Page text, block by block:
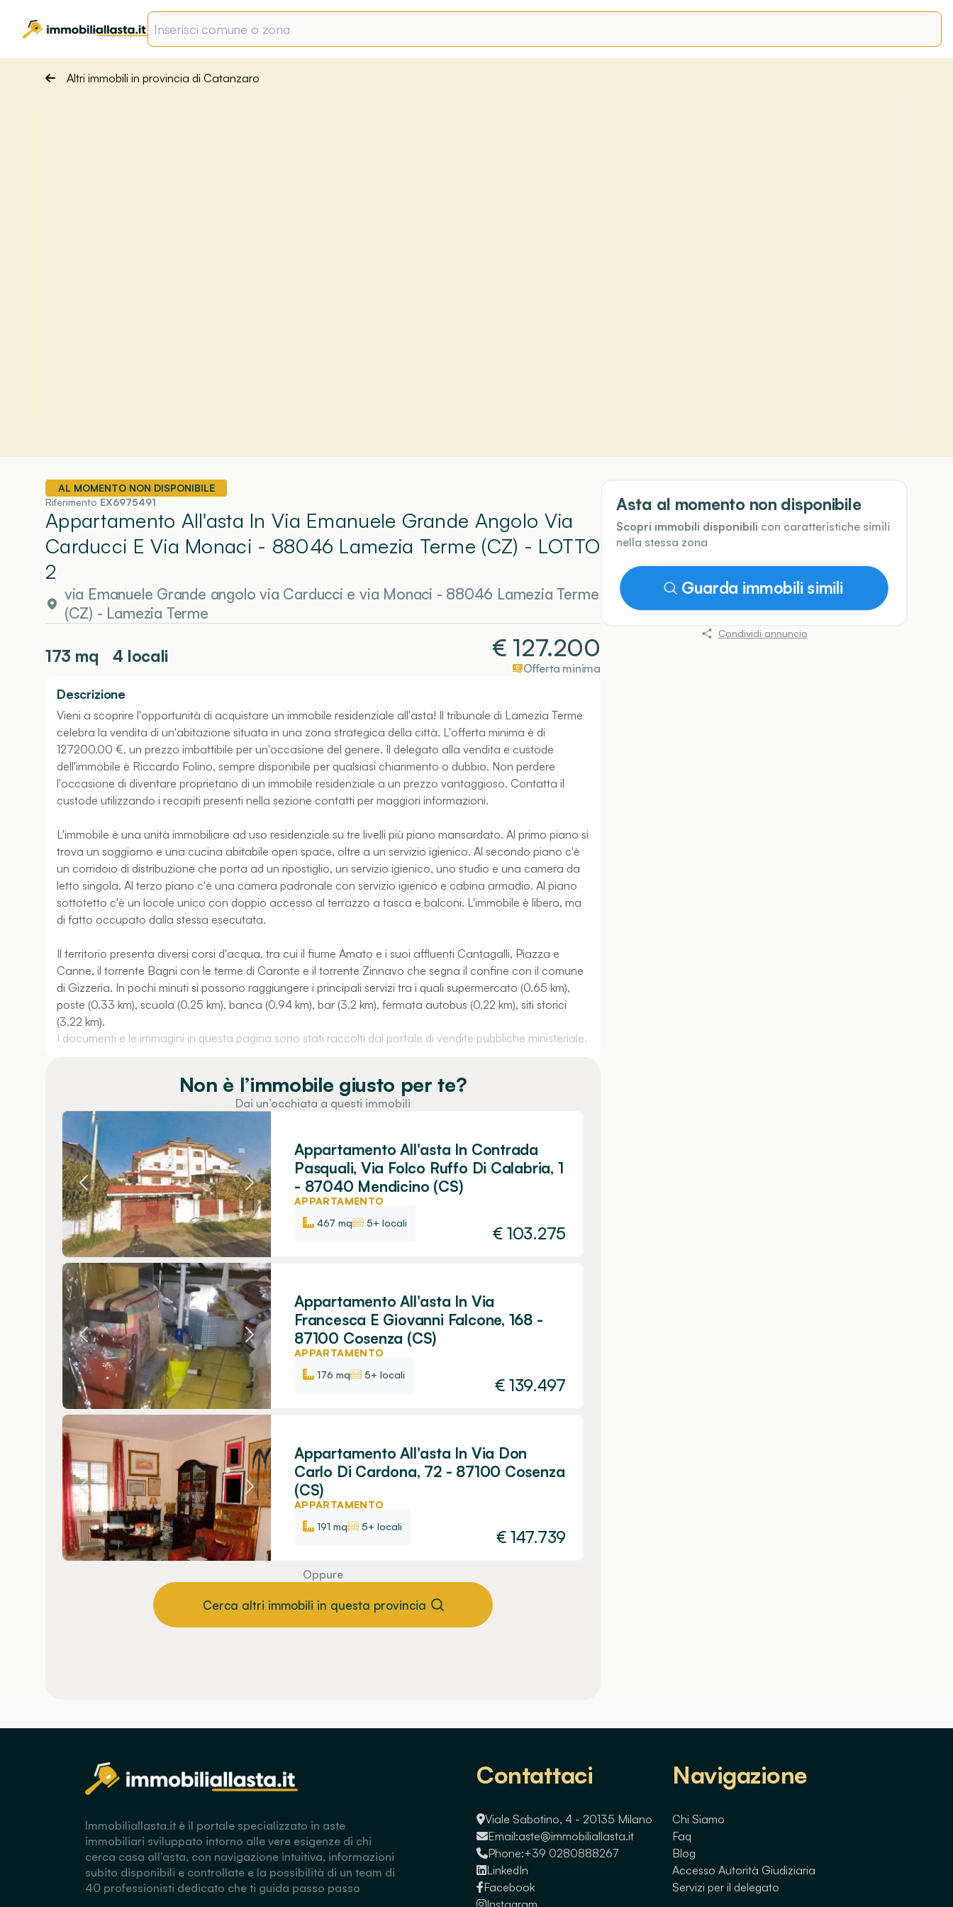
Altri immobili in provincia di Catanzaro
AL MOMENTO NON DISPONIBILE
Riferimento EX6975491
Appartamento All'asta In Via Emanuele Grande Angolo Via
Carducci E Via Monaci - 88046 Lamezia Terme (CZ) - LOTTO
2
via Emanuele Grande angolo via Carducci e via Monaci - 88046 Lamezia Terme
(CZ) - Lamezia Terme
173 mq 4 locali € 127.200
Offerta minima
Descrizione
Vieni a scoprire l'opportunità di acquistare un immobile residenziale all'asta! Il tribunale di Lamezia Terme
celebra la vendita di un'abitazione situata in una zona strategica della città. L'offerta minima è di
127200.00 €, un prezzo imbattibile per un'occasione del genere. Il delegato alla vendita e custode
dell'immobile è Riccardo Folino, sempre disponibile per qualsiasi chiarimento o dubbio. Non perdere
l'occasione di diventare proprietario di un immobile residenziale a un prezzo vantaggioso. Contatta il
custode utilizzando i recapiti presenti nella sezione contatti per maggiori informazioni.
L'immobile è una unità immobiliare ad uso residenziale su tre livelli più piano mansardato. Al primo piano si
trova un soggiorno e una cucina abitabile open space, oltre a un servizio igienico. Al secondo piano c'è
un corridoio di distribuzione che porta ad un ripostiglio, un servizio igienico, uno studio e una camera da
letto singola. Al terzo piano c'è una camera padronale con servizio igienico e cabina armadio. Al piano
sottotetto c'è un locale unico con doppio accesso al terrazzo a tasca e balconi. L'immobile è libero, ma
di fatto occupato dalla stessa esecutata.
Il territorio presenta diversi corsi d'acqua, tra cui il fiume Amato e i suoi affluenti Cantagalli, Piazza e
Canne, il torrente Bagni con le terme di Caronte e il torrente Zinnavo che segna il confine con il comune
di Gizzeria. In pochi minuti si possono raggiungere i principali servizi tra i quali supermercato (0.65 km),
poste (0.33 km), scuola (0.25 km), banca (0.94 km), bar (3.2 km), fermata autobus (0.22 km), siti storici
(3.22 km).
I documenti e le immagini in questa pagina sono stati raccolti dal portale di vendite pubbliche ministeriale.
Non è l’immobile giusto per te?
Dai un’occhiata a questi immobili
Appartamento All'asta In Contrada
Pasquali, Via Folco Ruffo Di Calabria, 1
- 87040 Mendicino (CS)
APPARTAMENTO
467 mq
5+ locali
€ 103.275
Appartamento All'asta In Via
Francesca E Giovanni Falcone, 168 -
87100 Cosenza (CS)
APPARTAMENTO
176 mq
5+ locali
€ 139.497
Appartamento All'asta In Via Don
Carlo Di Cardona, 72 - 87100 Cosenza
(CS)
APPARTAMENTO
191 mq
5+ locali
€ 147.739
Oppure
Cerca altri immobili in questa provincia
Asta al momento non disponibile
Scopri immobili disponibili con caratteristiche simili
nella stessa zona
Guarda immobili simili
Condividi annuncio
Immobiliallasta.it è il portale specializzato in aste
immobiliari sviluppato intorno alle vere esigenze di chi
cerca casa all’asta, con navigazione intuitiva, informazioni
subito disponibili e controllate e la possibilità di un team di
40 professionisti dedicato che ti guida passo passo
Contattaci
Viale Sabotino, 4 - 20135 Milano
Email:aste@immobiliallasta.it
Phone:+39 0280888267
LinkedIn
Facebook
Instagram
Navigazione
Chi Siamo
Faq
Blog
Accesso Autorità Giudiziaria
Servizi per il delegato